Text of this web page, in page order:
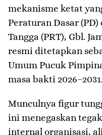
mekanisme ketat
Peraturan Dasar
Tangga (PRT), Gbl.
resmi ditetapkan
Umum Pucuk
masa bakti
​Munculnya figur
ini menegaskan
internal organisasi,